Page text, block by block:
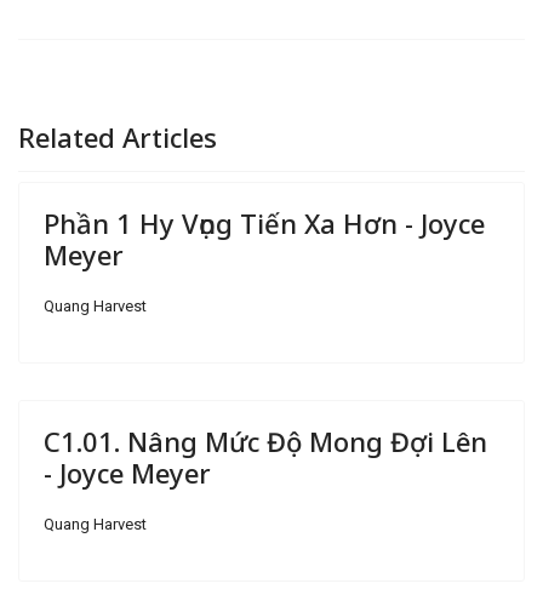
Related Articles
Phần 1 Hy Vọng Tiến Xa Hơn - Joyce
Meyer
Quang Harvest
C1.01. Nâng Mức Độ Mong Đợi Lên
- Joyce Meyer
Quang Harvest